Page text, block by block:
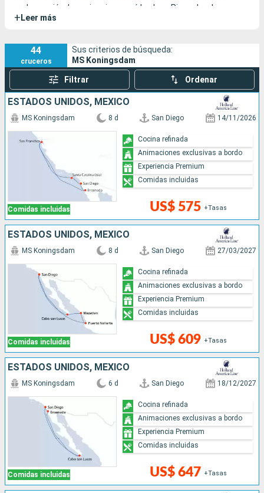
embarcación, la naviera inauguró la clase Pinnacle a la que,
dos años después se unió el
compañía.
+ Leer más
44
cruceros
Sus criterios de búsqueda:
MS Koningsdam
Filtrar Ordenar
ESTADOS UNIDOS, MÉXICO
Comidas incluidas
MS Koningsdam 8 d San Diego 14/11/2026
US$ 575 +Tasas
Cocina refinada
Animaciones exclusivas a bordo
Experiencia Premium
Comidas incluidas
ESTADOS UNIDOS, MÉXICO
Comidas incluidas
MS Koningsdam 8 d San Diego 27/03/2027
US$ 609 +Tasas
Cocina refinada
Animaciones exclusivas a bordo
Experiencia Premium
Comidas incluidas
ESTADOS UNIDOS, MÉXICO
Comidas incluidas
MS Koningsdam 6 d San Diego 18/12/2027
US$ 647 +Tasas
Cocina refinada
Animaciones exclusivas a bordo
Experiencia Premium
Comidas incluidas